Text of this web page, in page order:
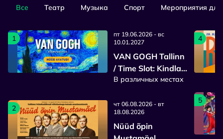
Все Театр Mузыка Cпорт Мероприятия для
1
пт 19.06.2026 - вс
10.01.2027
VAN GOGH Tallinn
/ Time Slot: Kindla
sisenemisajaga
В различных местах
2
чт 06.08.2026 - вт
18.08.2026
Nüüd õpin
4
5